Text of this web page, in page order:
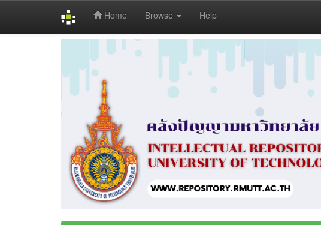
Home Browse Help